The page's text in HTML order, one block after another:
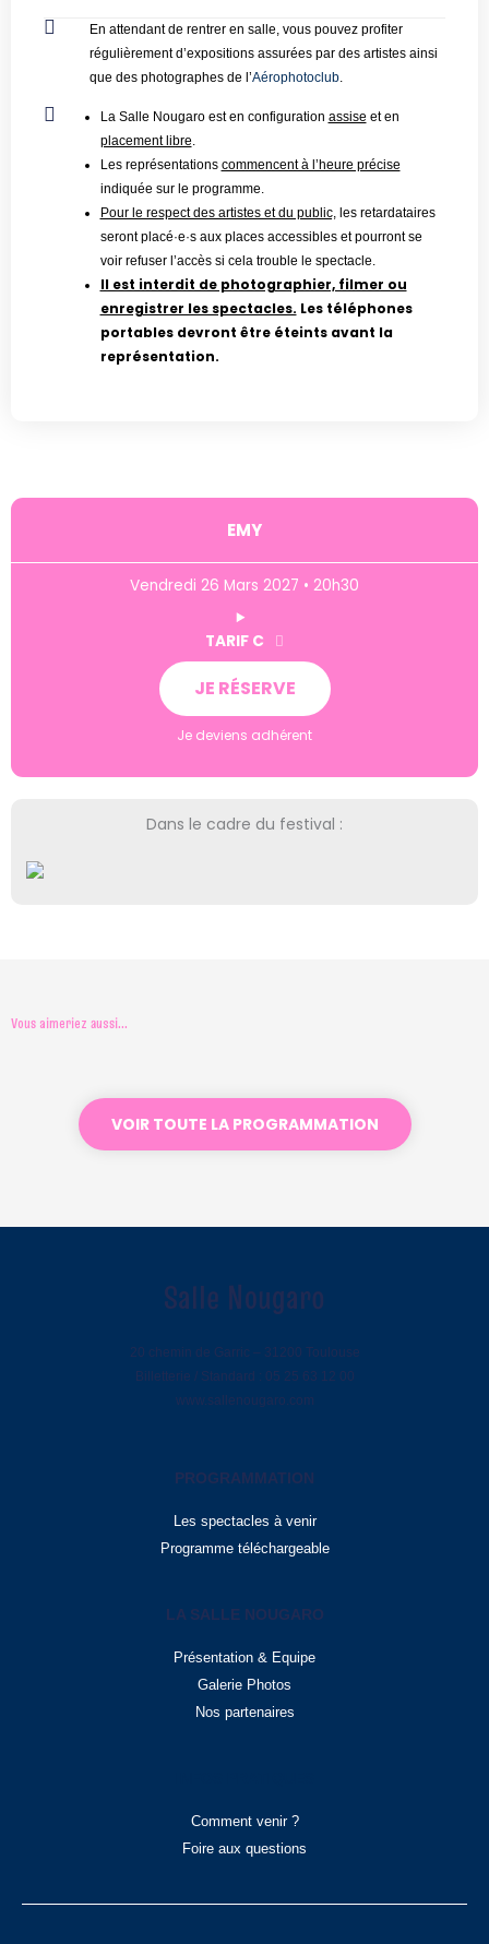
En attendant de rentrer en salle, vous pouvez profiter
régulièrement d’expositions assurées par des artistes ainsi
que des photographes de l’Aérophotoclub.
La Salle Nougaro est en configuration assise et en
placement libre.
Les représentations commencent à l’heure précise
indiquée sur le programme.
Pour le respect des artistes et du public,les retardataires
seront placé·e·s aux places accessibles et pourront se
voir refuser l’accès si cela trouble le spectacle.
Il est interdit de photographier, filmer ou
enregistrer les spectacles. Les téléphones
portables devront être éteints avant la
représentation.
EMY
Vendredi 26 Mars 2027 • 20h30
TARIF C
JE RÉSERVE
Je deviens adhérent
Dans le cadre du festival :
Vous aimeriez aussi...
Vendredi 20 Novembre 2026 •
LILIA BENCHABANE
Mardi 30 Mars 2027 • 20h30
MONSIEUR FRAIZE
VOIR TOUTE LA PROGRAMMATION
Salle Nougaro
20 chemin de Garric – 31200 Toulouse
Billetterie / Standard : 05 25 63 12 00
www.sallenougaro.com
PROGRAMMATION
Les spectacles à venir
Programme téléchargeable
LA SALLE NOUGARO
Présentation & Equipe
Galerie Photos
Nos partenaires
Comment venir ?
Foire aux questions